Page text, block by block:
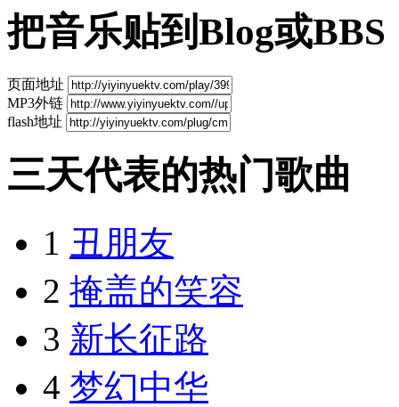
把音乐贴到Blog或BBS
页面地址
MP3外链
flash地址
三天代表的热门歌曲
1 丑朋友
2 掩盖的笑容
3 新长征路
4 梦幻中华